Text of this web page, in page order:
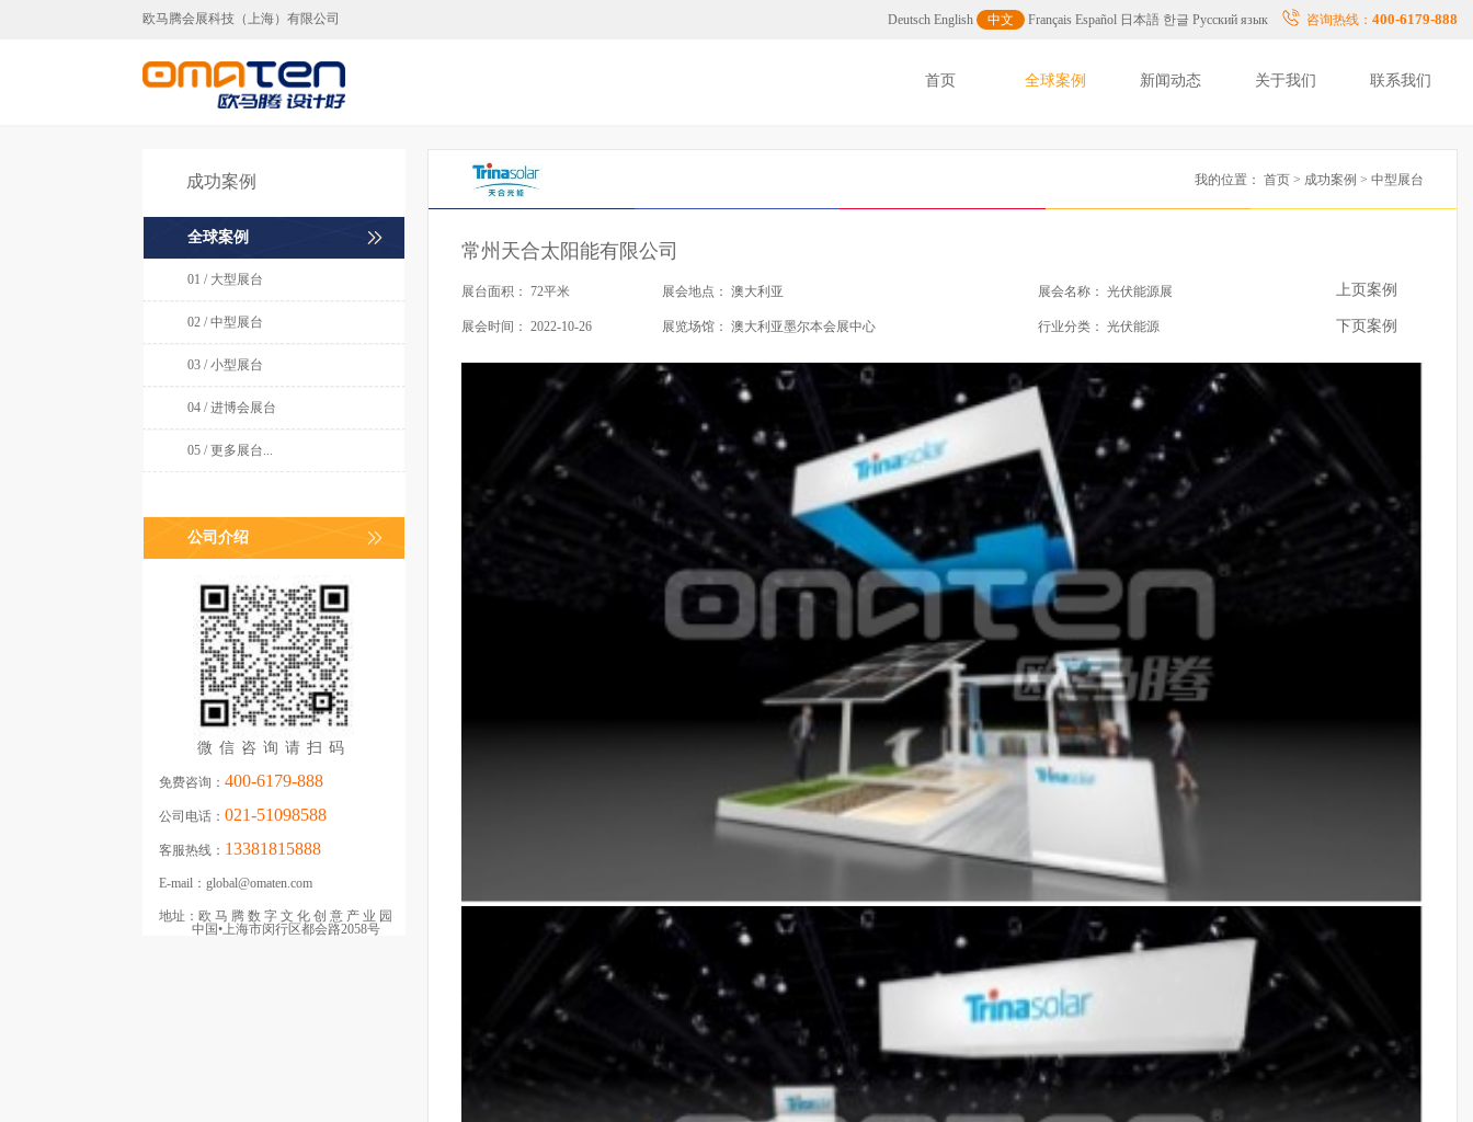
欧马腾会展科技（上海）有限公司 Deutsch English 中文 Français Español 日本語 한글 Русский язык 咨询热线： 400-6179-888
首页 全球案例 新闻动态 关于我们 联系我们
成功案例
全球案例
01 / 大型展台
02 / 中型展台
03 / 小型展台
04 / 进博会展台
05 / 更多展台...
公司介绍
微信咨询请扫码
免费咨询： 400-6179-888
公司电话： 021-51098588
客服热线： 13381815888
E-mail： global@omaten.com
地址： 欧马腾数字文化创意产业园
中国•上海市闵行区都会路2058号
我的位置： 首页 > 成功案例 > 中型展台
常州天合太阳能有限公司
展台面积： 72平米
展会时间： 2022-10-26
展会地点： 澳大利亚
展览场馆： 澳大利亚墨尔本会展中心
展会名称： 光伏能源展
行业分类： 光伏能源
上页案例
下页案例